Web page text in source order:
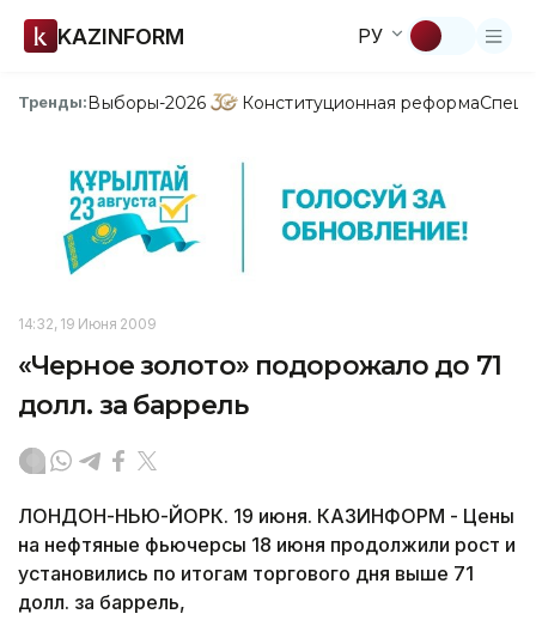
KAZINFORM РУ
Тренды:Выборы-2026 Конституционная реформа
14:32, 19 Июня 2009
«Черное золото» подорожало до 71
долл. за баррель
ЛОНДОН-НЬЮ-ЙОРК. 19 июня. КАЗИНФОРМ - Цены
на нефтяные фьючерсы 18 июня продолжили рост и
установились по итогам торгового дня выше 71
долл. за баррель,